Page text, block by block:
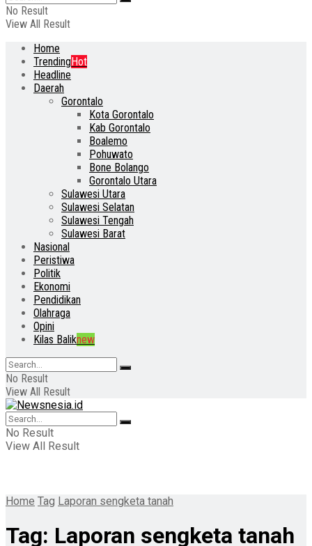
No Result
View All Result
Home
TrendingHot
Headline
Daerah
Gorontalo
Kota Gorontalo
Kab Gorontalo
Boalemo
Pohuwato
Bone Bolango
Gorontalo Utara
Sulawesi Utara
Sulawesi Selatan
Sulawesi Tengah
Sulawesi Barat
Nasional
Peristiwa
Politik
Ekonomi
Pendidikan
Olahraga
Opini
Kilas Baliknew
No Result
View All Result
No Result
View All Result
Home Tag Laporan sengketa tanah
Tag: Laporan sengketa tanah